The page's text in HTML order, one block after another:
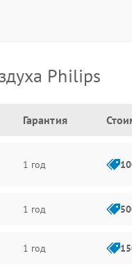
Philips
Гарантия
1 год
1 год
1 год